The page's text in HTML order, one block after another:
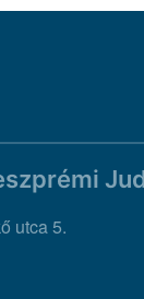
utca 5.